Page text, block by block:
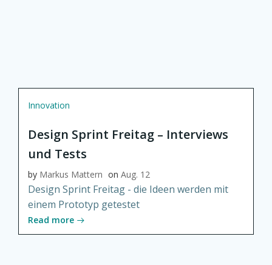
Innovation
Design Sprint Freitag – Interviews
und Tests
by Markus Mattern on Aug. 12
Design Sprint Freitag - die Ideen werden mit
einem Prototyp getestet
Read more